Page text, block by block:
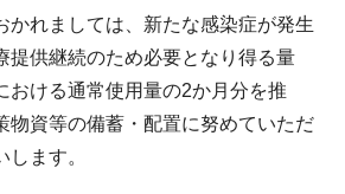
かれましては、新たな感染症が発生
提供継続のため必要となり得る量
おける通常使用量の2か月分を推
物資等の備蓄・配置に努めていただ
します。